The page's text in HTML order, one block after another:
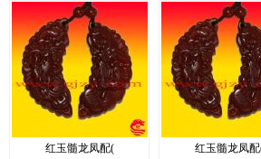
红玉髓龙凤配(
红玉髓龙凤